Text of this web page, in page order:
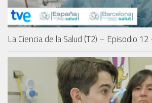
La Ciencia de la Salud (T2) – Episodio 12